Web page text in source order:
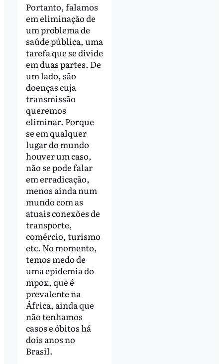
Portanto, falamos
em eliminação de
um problema de
saúde pública, uma
tarefa que se divide
em duas partes. De
um lado, são
doenças cuja
transmissão
queremos
eliminar. Porque
se em qualquer
lugar do mundo
houver um caso,
não se pode falar
em erradicação,
menos ainda num
mundo com as
atuais conexões de
transporte,
comércio, turismo
etc. No momento,
temos medo de
uma epidemia do
mpox, que é
prevalente na
África, ainda que
não tenhamos
casos e óbitos há
dois anos no
Brasil.